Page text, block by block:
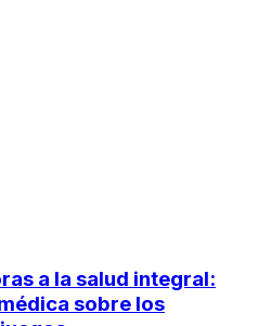
a la salud integral:
sobre los